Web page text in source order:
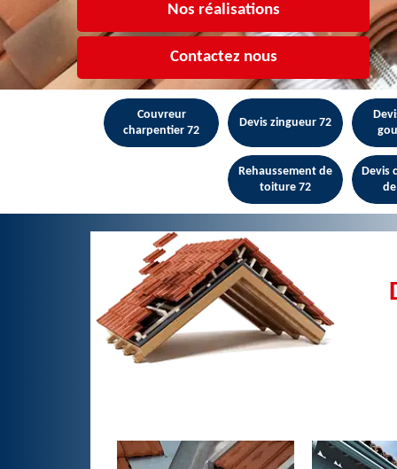
Nos réalisations
Contactez nous
Couvreur
charpentier 72
Devis zingueur 72
Rehaussement de
toiture 72
Devis